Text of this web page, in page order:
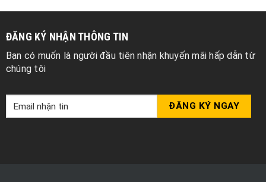
ĐĂNG KÝ NHẬN THÔNG TIN
Bạn có muốn là người đầu tiên nhận khuyến mãi hấp dẫn từ
chúng tôi